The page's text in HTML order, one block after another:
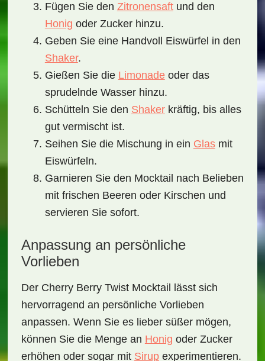
Fügen Sie den Zitronensaftund den
Honig oder Zucker hinzu.
Geben Sie eine Handvoll Eiswürfel in den
Shaker.
Gießen Sie die Limonadeoder das
sprudelnde Wasser hinzu.
Schütteln Sie den Shakerkräftig, bis alles
gut vermischt ist.
Seihen Sie die Mischung in ein Glasmit
Eiswürfeln.
Garnieren Sie den Mocktail nach Belieben
mit frischen Beeren oder Kirschen und
servieren Sie sofort.
Anpassung an persönliche
Vorlieben
Der Cherry Berry Twist Mocktail
lässt sich
hervorragend an persönliche Vorlieben
anpassen. Wenn Sie es lieber süßer mögen,
können Sie die Menge an Honig oder Zucker
erhöhen oder sogar mit Sirupexperimentieren.